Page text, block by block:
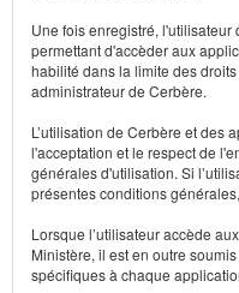
Une fois enregistré,
permettant d'accèder aux
habilité dans la limite des
administrateur de Cerbère.
L’utilisation de Cerbère et des
l'acceptation et le respect de
générales d'utilisation. Si
présentes conditions
Lorsque l’utilisateur accède
Ministère, il est en outre
spécifiques à chaque